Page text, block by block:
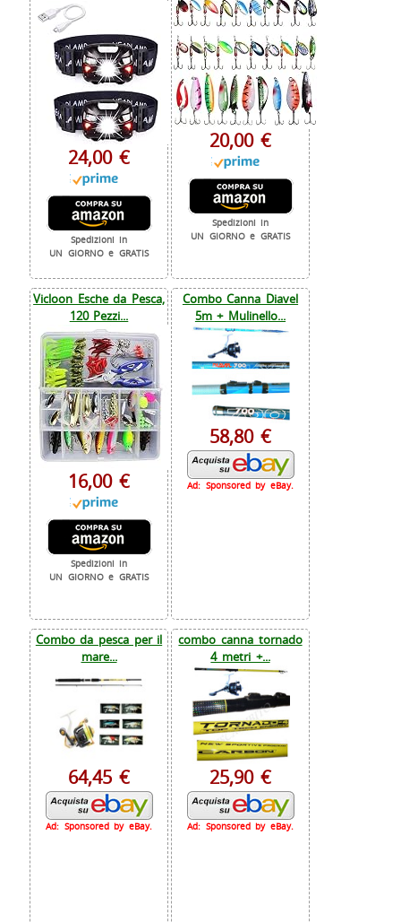
24,00 €
Spedizioni in
UN GIORNO e GRATIS
20,00 €
Spedizioni in
UN GIORNO e GRATIS
Vicloon Esche da Pesca,
120 Pezzi...
16,00 €
Spedizioni in
UN GIORNO e GRATIS
Combo Canna Diavel
5m + Mulinello...
58,80 €
Ad: Sponsored by eBay.
Combo da pesca per il
mare...
64,45 €
Ad: Sponsored by eBay.
combo canna tornado
4 metri +...
25,90 €
Ad: Sponsored by eBay.